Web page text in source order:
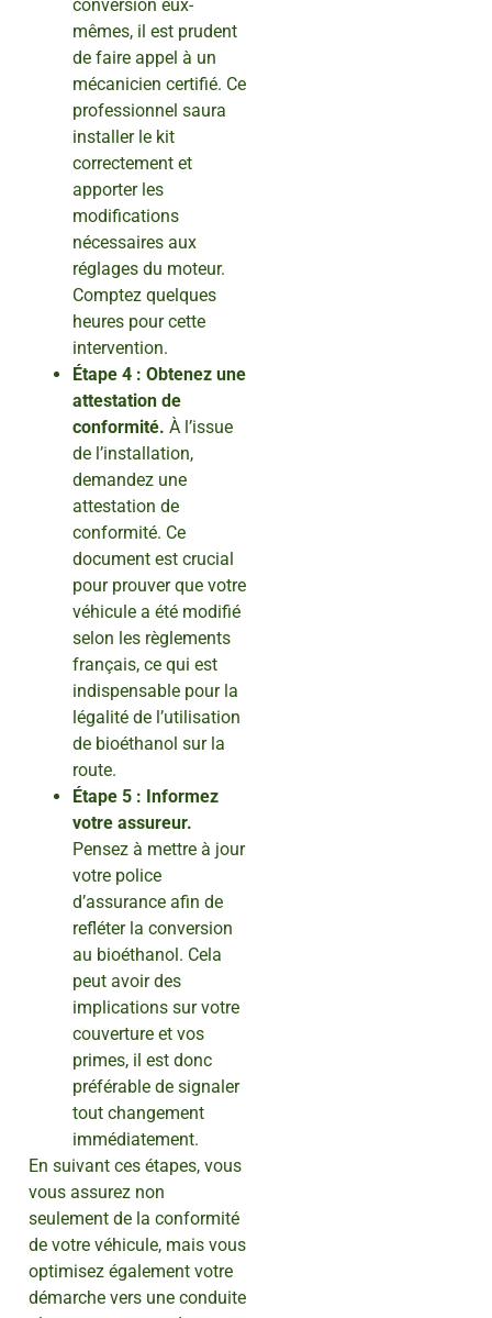
conversion eux-
mêmes, il est prudent
de faire appel à un
mécanicien certifié. Ce
professionnel saura
installer le kit
correctement et
apporter les
modifications
nécessaires aux
réglages du moteur.
Comptez quelques
heures pour cette
intervention.
Étape 4 : Obtenez une
attestation de
conformité. À l’issue
de l’installation,
demandez une
attestation de
conformité. Ce
document est crucial
pour prouver que votre
véhicule a été modifié
selon les règlements
français, ce qui est
indispensable pour la
légalité de l’utilisation
de bioéthanol sur la
route.
Étape 5 : Informez
votre assureur.
Pensez à mettre à jour
votre police
d’assurance afin de
refléter la conversion
au bioéthanol. Cela
peut avoir des
implications sur votre
couverture et vos
primes, il est donc
préférable de signaler
tout changement
immédiatement.
En suivant ces étapes, vous
vous assurez non
seulement de la conformité
de votre véhicule, mais vous
optimisez également votre
démarche vers une conduite